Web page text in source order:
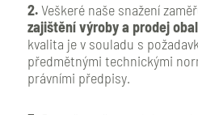
2.Veškeré naše snažení
zajištění výroby a prodej
kvalita je v souladu s
předmětnými technickými
právními předpisy.